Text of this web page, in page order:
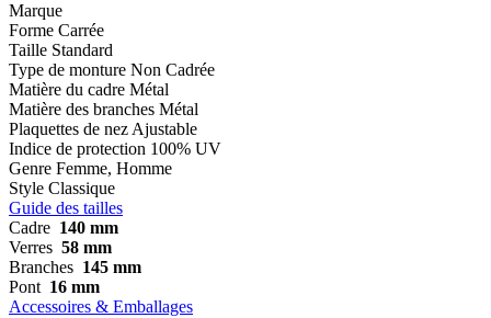
Marque
Forme Carrée
Taille Standard
Type de monture Non Cadrée
Matière du cadre Métal
Matière des branches Métal
Plaquettes de nez Ajustable
Indice de protection 100% UV
Genre Femme, Homme
Style Classique
Guide des tailles
Cadre 140 mm
Verres 58 mm
Branches 145 mm
Pont 16 mm
Accessoires & Emballages